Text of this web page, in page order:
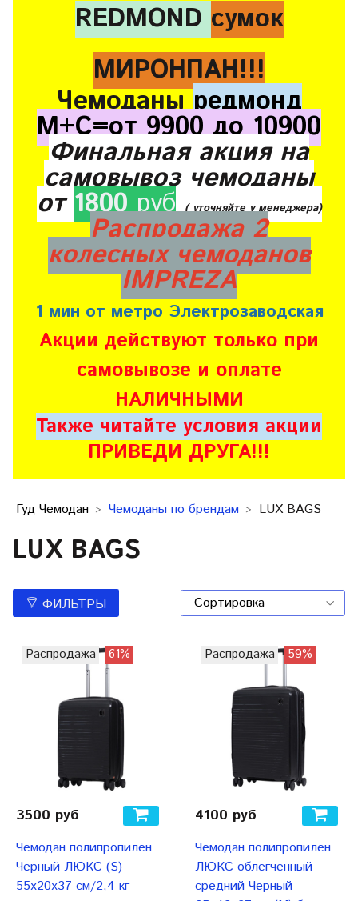
REDMOND сумок
МИРОНПАН!!!
Чемоданыредмонд
М+С=от 9900 до 10900
Финальная акция на
самовывоз чемоданы
от1800руб ( уточняйте у менеджера)
Распродажа 2
колесных чемоданов
IMPREZA
1 мин от метро Электрозаводская
Акции действуют только при
самовывозе и оплате
НАЛИЧНЫМИ
Также читайте условия акции
ПРИВЕДИ ДРУГА!!!
Гуд Чемодан Чемоданы по брендам LUX BAGS
LUX BAGS
ФИЛЬТРЫ
Распродажа 61%
3500 руб
Чемодан полипропилен
Черный ЛЮКС (S)
55х20х37 см/2,4 кг
Распродажа 59%
4100 руб
Чемодан полипропилен
ЛЮКС облегченный
средний Черный